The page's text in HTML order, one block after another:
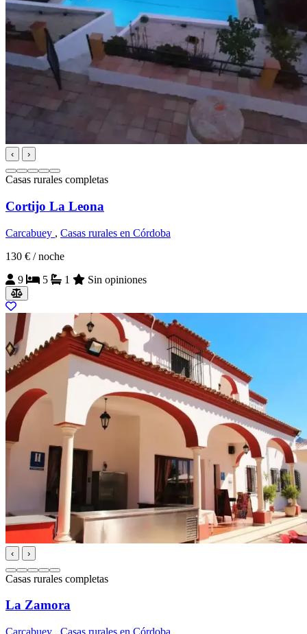
‹ ›
Casas rurales completas
Cortijo La Leona
Carcabuey , Casas rurales en Córdoba
130 € / noche
9
5 1 Sin opiniones
‹ ›
Casas rurales completas
La Zamora
Carcabuey , Casas rurales en Córdoba